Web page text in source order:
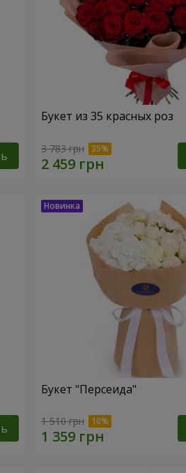
Букет из 35 красных роз
3 783 грн
Букет "Персеида"
1 510 грн